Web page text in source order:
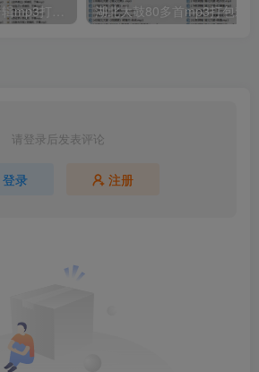
请登录后发表评论
登录 注册